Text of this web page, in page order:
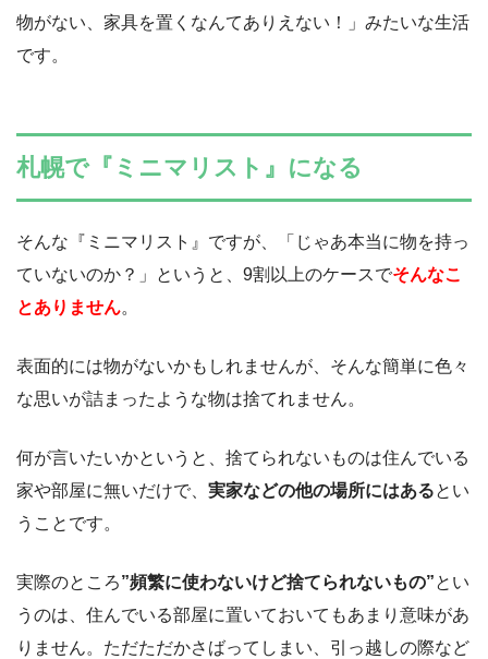
物がない、家具を置くなんてありえない！」みたいな生活
です。
札幌で『ミニマリスト』になる
そんな『ミニマリスト』ですが、「じゃあ本当に物を持っ
ていないのか？」というと、9割以上のケースでそんなこ
とありません。
表面的には物がないかもしれませんが、そんな簡単に色々
な思いが詰まったような物は捨てれません。
何が言いたいかというと、捨てられないものは住んでいる
家や部屋に無いだけで、 実家などの他の場所にはあるとい
うことです。
実際のところ”頻繁に使わないけど捨てられないもの”とい
うのは、住んでいる部屋に置いておいてもあまり意味があ
りません。ただただかさばってしまい、引っ越しの際など